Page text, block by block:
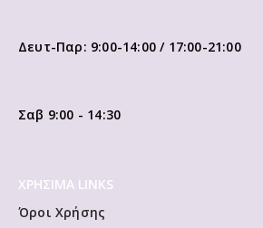
Δευτ-Παρ: 9:00-14:00 / 17:00-21:00
Σαβ 9:00 - 14:30
ΧΡΗΣΙΜΑ LINKS
Όροι Χρήσης